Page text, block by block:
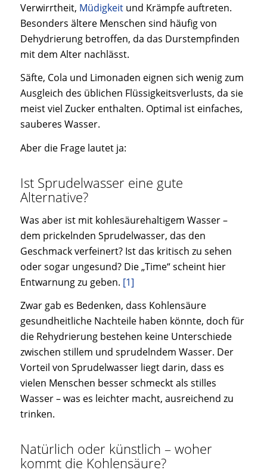
Verwirrtheit, Müdigkeitund Krämpfe auftreten.
Besonders ältere Menschen sind häufig von
Dehydrierung betroffen, da das Durstempfinden
mit dem Alter nachlässt.
Säfte, Cola und Limonaden eignen sich wenig zum
Ausgleich des üblichen Flüssigkeitsverlusts, da sie
meist viel Zucker enthalten. Optimal ist einfaches,
sauberes Wasser.
Aber die Frage lautet ja:
Ist Sprudelwasser eine gute
Alternative?
Was aber ist mit kohlesäurehaltigem Wasser –
dem prickelnden Sprudelwasser, das den
Geschmack verfeinert? Ist das kritisch zu sehen
oder sogar ungesund? Die „Time“ scheint hier
Entwarnung zu geben. [1]
Zwar gab es Bedenken, dass Kohlensäure
gesundheitliche Nachteile haben könnte, doch für
die Rehydrierung bestehen keine Unterschiede
zwischen stillem und sprudelndem Wasser. Der
Vorteil von Sprudelwasser liegt darin, dass es
vielen Menschen besser schmeckt als stilles
Wasser – was es leichter macht, ausreichend zu
trinken.
Natürlich oder künstlich – woher
kommt die Kohlensäure?